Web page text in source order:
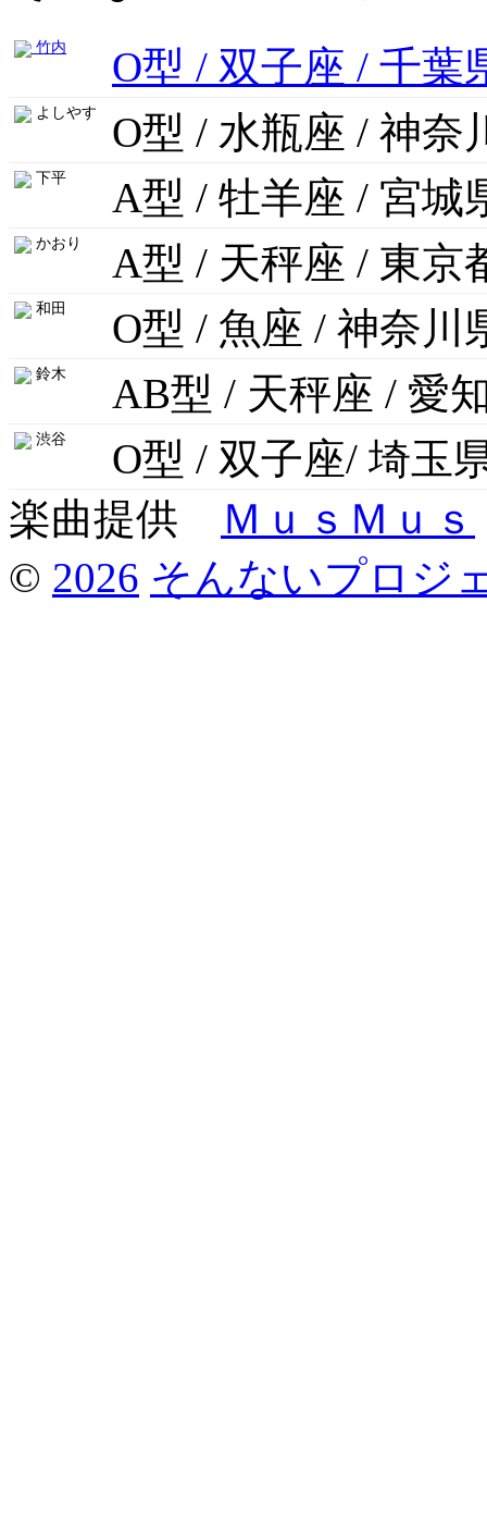
竹内 O型 / 双子座 / 千葉
よしやす O型 / 水瓶座 / 神奈
下平 A型 / 牡羊座 / 宮城
かおり A型 / 天秤座 / 東京
和田 O型 / 魚座 / 神奈川
鈴木 AB型 / 天秤座 / 愛
渋谷
O型 / 双子座/ 埼玉
楽曲提供
ＭｕｓＭｕｓ
© 2026 そんないプロジ